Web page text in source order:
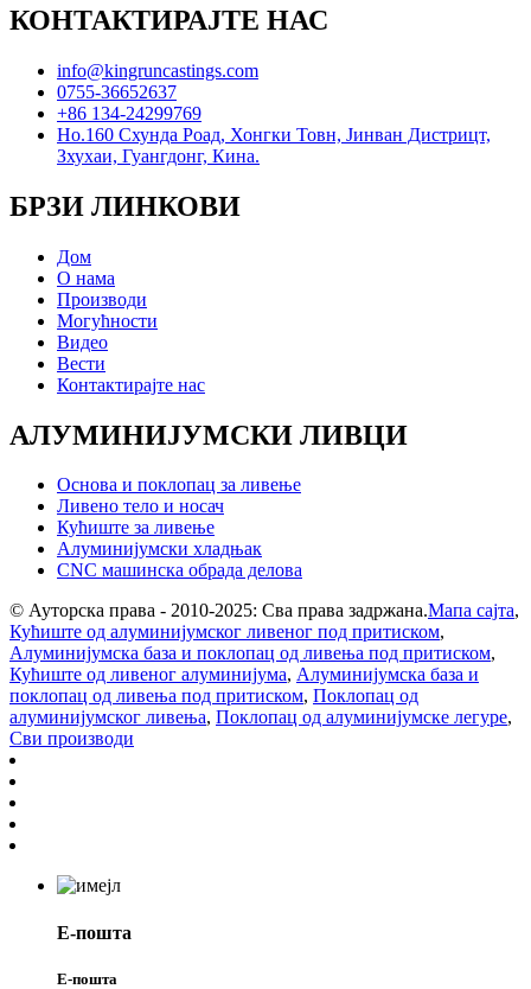
КОНТАКТИРАЈТЕ НАС
info@kingruncastings.com
0755-36652637
+86 134-24299769
Но.160 Схунда Роад, Хонгки Товн, Јинван Дистрицт,
Зхухаи, Гуангдонг, Кина.
БРЗИ ЛИНКОВИ
Дом
О нама
Производи
Могућности
Видео
Вести
Контактирајте нас
АЛУМИНИЈУМСКИ ЛИВЦИ
Основа и поклопац за ливење
Ливено тело и носач
Кућиште за ливење
Алуминијумски хладњак
CNC машинска обрада делова
© Ауторска права - 2010-2025: Сва права задржана.Мапа сајта,
Кућиште од алуминијумског ливеног под притиском,
Алуминијумска база и поклопац од ливења под притиском,
Кућиште од ливеног алуминијума, Алуминијумска база и
поклопац од ливења под притиском, Поклопац од
алуминијумског ливења, Поклопац од алуминијумске легуре,
Сви производи
Е-пошта
Е-пошта